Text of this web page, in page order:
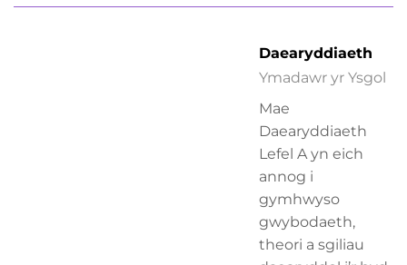
Daearyddiaeth
Ymadawr yr Ysgol
Mae
Daearyddiaeth
Lefel A yn eich
annog i
gymhwyso
gwybodaeth,
theori a sgiliau